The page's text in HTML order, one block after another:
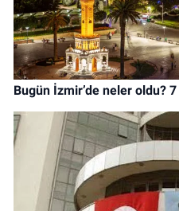
Bugün İzmir’de neler oldu?